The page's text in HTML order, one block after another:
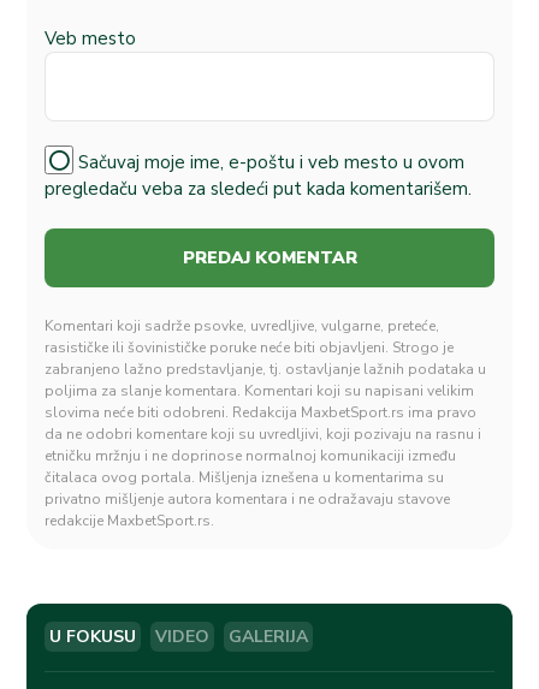
Veb mesto
Sačuvaj moje ime, e-poštu i veb mesto u ovom
pregledaču veba za sledeći put kada komentarišem.
Komentari koji sadrže psovke, uvredljive, vulgarne, preteće,
rasističke ili šovinističke poruke neće biti objavljeni. Strogo je
zabranjeno lažno predstavljanje, tj. ostavljanje lažnih podataka u
poljima za slanje komentara. Komentari koji su napisani velikim
slovima neće biti odobreni. Redakcija MaxbetSport.rs ima pravo
da ne odobri komentare koji su uvredljivi, koji pozivaju na rasnu i
etničku mržnju i ne doprinose normalnoj komunikaciji između
čitalaca ovog portala. Mišljenja iznešena u komentarima su
privatno mišljenje autora komentara i ne odražavaju stavove
redakcije MaxbetSport.rs.
U FOKUSU VIDEO GALERIJA